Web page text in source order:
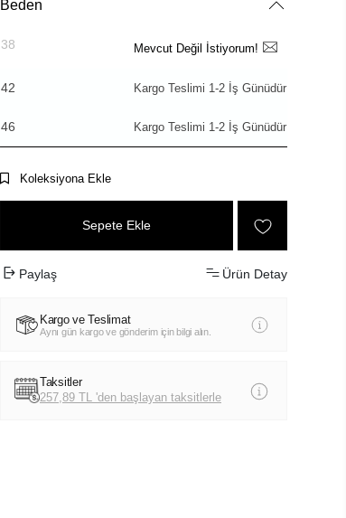
Beden
38 Mevcut Değil İstiyorum!
42 Kargo Teslimi 1-2 İş Günüdür
46 Kargo Teslimi 1-2 İş Günüdür
Koleksiyona Ekle
Sepete Ekle
Paylaş Ürün Detay
Kargo ve Teslimat
Aynı gün kargo ve gönderim için bilgi alın.
Taksitler
257,89 TL 'den başlayan taksitlerle